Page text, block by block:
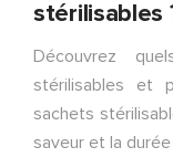
stérilisables
Découvrez
stérilisables et
sachets
saveur et la